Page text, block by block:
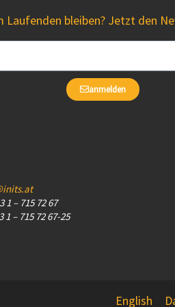
Laufenden bleiben? Jetzt den
anmelden
1 – 715 72 67
1 – 715 72 67-25
English